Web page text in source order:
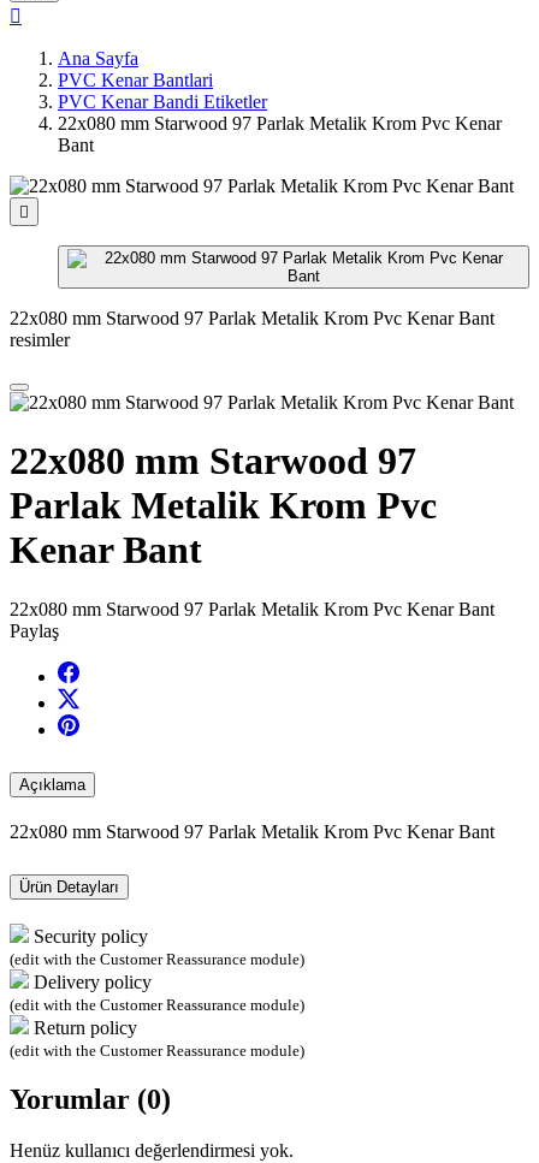

Ana Sayfa
PVC Kenar Bantlari
PVC Kenar Bandi Etiketler
22x080 mm Starwood 97 Parlak Metalik Krom Pvc Kenar
Bant

22x080 mm Starwood 97 Parlak Metalik Krom Pvc Kenar Bant
resimler
22x080 mm Starwood 97
Parlak Metalik Krom Pvc
Kenar Bant
22x080 mm Starwood 97 Parlak Metalik Krom Pvc Kenar Bant
Paylaş
Açıklama
22x080 mm Starwood 97 Parlak Metalik Krom Pvc Kenar Bant
Ürün Detayları
Security policy
(edit with the Customer Reassurance module)
Delivery policy
(edit with the Customer Reassurance module)
Return policy
(edit with the Customer Reassurance module)
Yorumlar (0)
Henüz kullanıcı değerlendirmesi yok.